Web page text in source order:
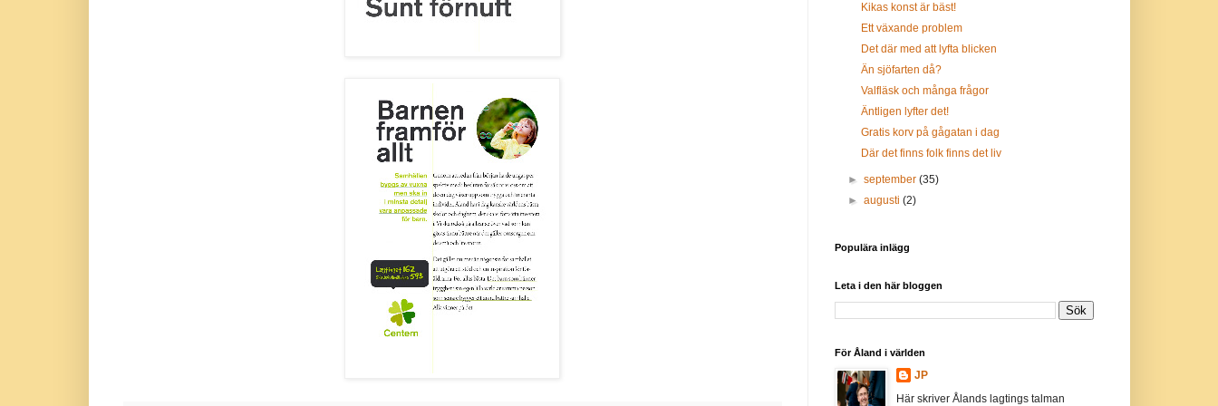
Kikas konst är bäst!
Ett växande problem
Det där med att lyfta blicken
Än sjöfarten då?
Valfläsk och många frågor
Äntligen lyfter det!
Gratis korv på gågatan i dag
Där det finns folk finns det liv
► september (35)
► augusti (2)
Populära inlägg
Leta i den här bloggen
För Åland i världen
JP
Här skriver Ålands lagtings talman